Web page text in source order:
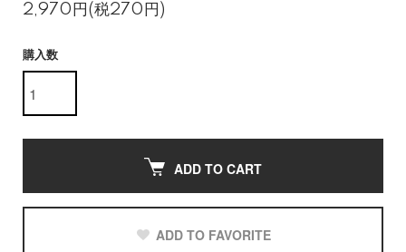
2,970円(税270円)
購入数
ADD TO CART
ADD TO FAVORITE